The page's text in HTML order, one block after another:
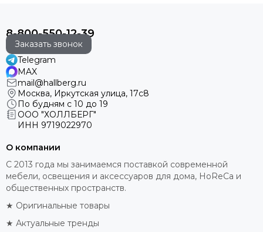
8-800-550-12-39
Заказать звонок
Telegram
MAX
mail@hallberg.ru
Москва, Иркутская улица, 17с8
По будням с 10 до 19
ООО "ХОЛЛБЕРГ"
ИНН 9719022970
О компании
С 2013 года мы занимаемся поставкой современной
мебели, освещения и аксессуаров для дома, HoReCa и
общественных пространств.
★ Оригинальные товары
★ Актуальные тренды